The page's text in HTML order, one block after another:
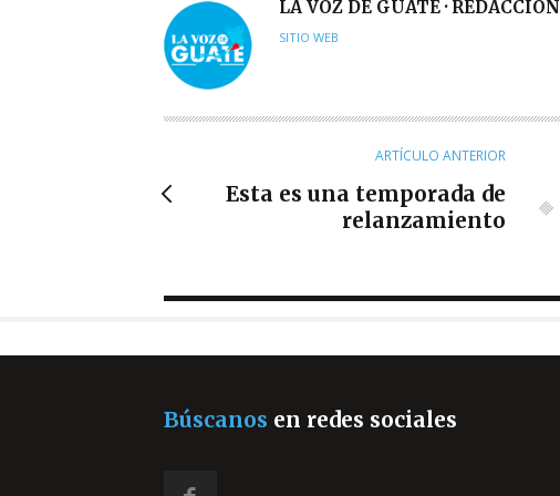
A
U
R
LA VOZ DE GUATE · REDACCIÓN
SITIO WEB
ARTÍCULO ANTERIOR
Esta es una temporada de
relanzamiento
Búscanos en redes sociales